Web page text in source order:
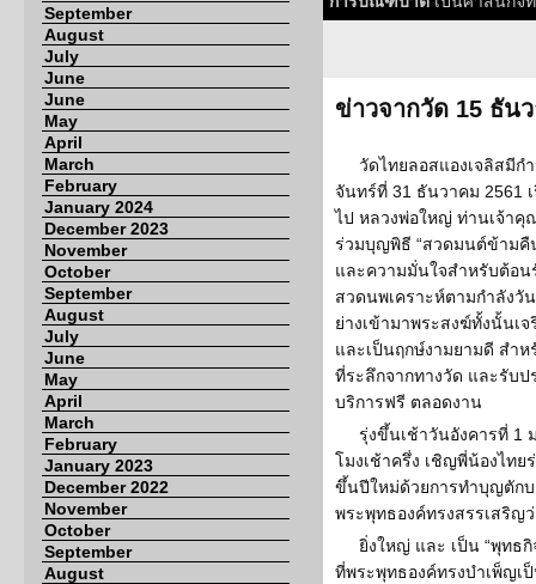
September
August
July
June
June
May
April
March
February
January 2024
December 2023
November
October
September
August
July
June
May
April
March
February
January 2023
December 2022
November
October
September
August
ข่าวจากวัด 15 ธัน
วัดไทยลอสแองเจลิสมี
จันทร์ที่ 31 ธันวาคม 2561
ไป หลวงพ่อใหญ่ ท่านเจ้าคุ
ร่วมบุญพิธี “สวดมนต์ข้ามคื
และความมั่นใจสำหรับต้อน
สวดนพเคราะห์ตามกำลังวั
ย่างเข้ามาพระสงฆ์ทั้งนั้นเ
และเป็นฤกษ์งามยามดี สำ
ที่ระลึกจากทางวัด และรับ
บริการฟรี ตลอดงาน
รุ่งขึ้นเช้าวันอังคารที่ 1
โมงเช้าครึ่ง เชิญพี่น้องไท
ขึ้นปีใหม่ด้วยการทำบุญตัก
พระพุทธองค์ทรงสรรเสริญ
ยิ่งใหญ่ และ เป็น “พุทธ
ที่พระพุทธองค์ทรงบำเพ็ญ